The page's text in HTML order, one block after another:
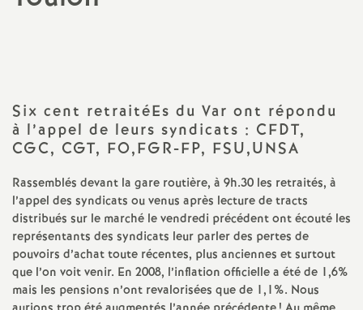
i
o
n
a
l
Six cent retraitéEs du Var ont répondu
à l’appel de leurs syndicats : CFDT,
CGC, CGT, FO,FGR-FP, FSU,UNSA
Rassemblés devant la gare routière, à 9h.30 les retraités, à
l’appel des syndicats ou venus après lecture de tracts
distribués sur le marché le vendredi précédent ont écouté les
représentants des syndicats leur parler des pertes de
pouvoirs d’achat toute récentes, plus anciennes et surtout
que l’on voit venir. En 2008, l’inflation officielle a été de 1,6%
mais les pensions n’ont revalorisées que de 1,1%. Nous